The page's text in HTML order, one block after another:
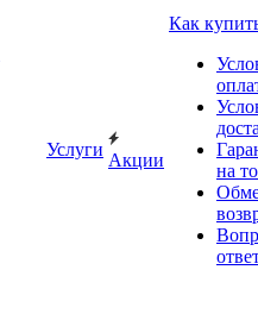
Услуги
Акции
Как
на